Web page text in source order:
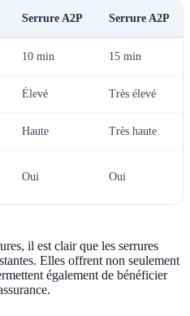
Serrure A2P Serrure A2P
10 min 15 min
Élevé Très élevé
Haute Très haute
Oui Oui
il est clair que les serrures
Elles offrent non seulement
également de bénéficier